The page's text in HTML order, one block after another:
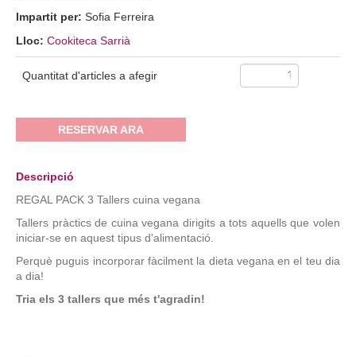
Impartit per: Sofia Ferreira
Lloc: Cookiteca Sarrià
Quantitat d'articles a afegir
RESERVAR ARA
Descripció
REGAL PACK 3 Tallers cuina vegana
Tallers pràctics de cuina vegana dirigits a tots aquells que volen
iniciar-se en aquest tipus d'alimentació.
Perquè puguis incorporar fàcilment la dieta vegana en el teu dia
a dia!
Tria els 3 tallers que més t'agradin!